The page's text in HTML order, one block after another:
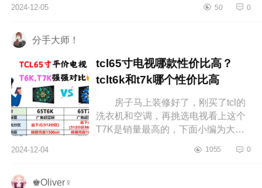
海信55R7K艺术电视怎样 海信艺
2024-12-05 50 0
分手大师！
tcl65寸电视哪款性价比高？
tclt6k和t7k哪个性价比高
房子马上装修好了，刚买了tcl的
洗衣机和空调，再挑选电视看上这个
T7K是销量最高的，下面小编为大家
tclt6k和t7k哪个性价比高 tcl65寸...
2024-12-04 1055 0
♚Oliver♀